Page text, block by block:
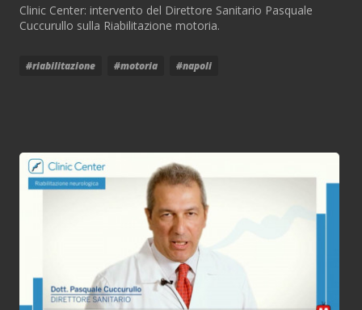
Clinic Center: intervento del Direttore Sanitario Pasquale
Cuccurullo sulla Riabilitazione motoria.
#riabilitazione #motoria #napoli